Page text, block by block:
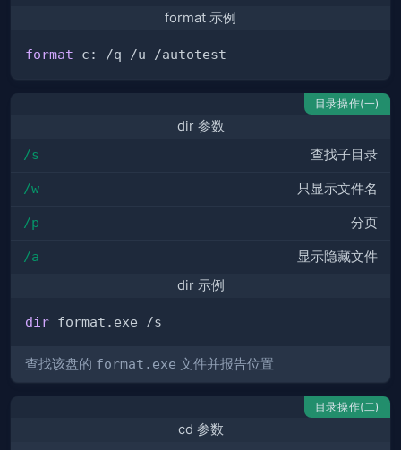
format 示例
format
目录操作(一)
dir 参数
/s 查找子目录
/w 只显示文件名
/p 分页
/a
显示隐藏文件
dir 示例
dir
查找该盘的 format.exe 文件并报告位置
目录操作(二)
cd 参数